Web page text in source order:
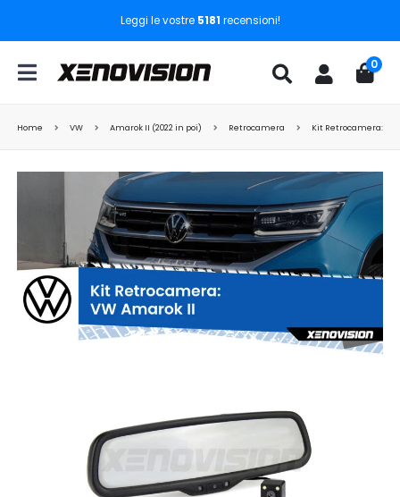
Leggi le vostre 5181 recensioni!
0
Home VW Amarok II (2022 in poi) Retrocamera Kit Retrocamera: